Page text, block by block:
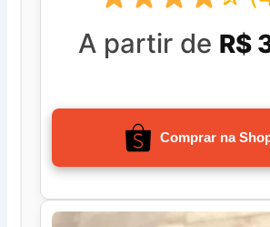
A partir de R$
Comprar na